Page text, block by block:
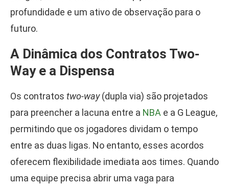
profundidade e um ativo de observação para o
futuro.
A Dinâmica dos Contratos Two-
Way e a Dispensa
Os contratos two-way(dupla via) são projetados
para preencher a lacuna entre a NBA e a G League,
permitindo que os jogadores dividam o tempo
entre as duas ligas. No entanto, esses acordos
oferecem flexibilidade imediata aos times. Quando
uma equipe precisa abrir uma vaga para